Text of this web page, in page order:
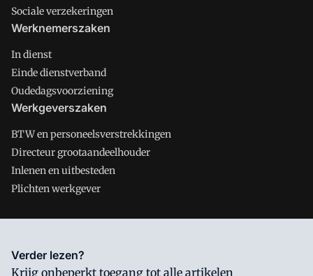
Sociale verzekeringen
Werknemerszaken
In dienst
Einde dienstverband
Oudedagsvoorziening
Werkgeverszaken
BTW en personeelsverstrekkingen
Directeur grootaandeelhouder
Inlenen en uitbesteden
Plichten werkgever
Salarisnet is onderdeel van VMN media. Lees in
waar VMN media voor staat. Op gebruik van deze site zijn de
Verder lezen?
Krijg onbeperkt toegang tot alle artikelen